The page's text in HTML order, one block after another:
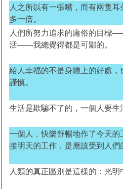
人之所以有一張嘴，而有兩隻
多一倍。
人們所努力追求的庸俗的目標
活——我總覺得都是可鄙的。
給人幸福的不是身體上的好處
謹慎。
生活是欺騙不了的，一個人要生
一個人，快樂舒暢地作了今天
接明天的工作，是應該受到人們
人類的真正區別是這樣的：光明